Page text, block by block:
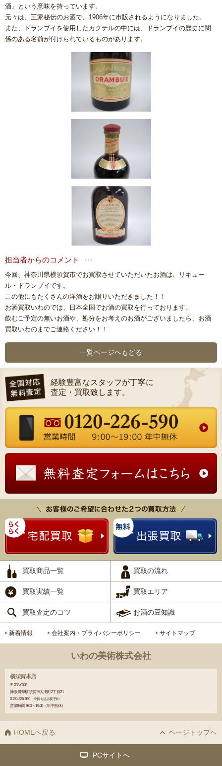
酒」という意味を持っています。
元々は、王家秘伝のお酒で、1906年に市販されるようになりました。
また、ドランブイを使用したカクテルの中には、ドランブイの歴史に関
係のある名前が付けられているものがあります。
担当者からのコメント
今回、神奈川県横須賀市でお買取させていただいたお酒は、リキュー
ル・ドランブイです。
この他にもたくさんの洋酒をお譲りいただきました！！
お酒買取いわのでは、日本全国でお酒の買取を行っております。
飲むご予定の無いお酒や、処分をお考えのお酒がございましたら、お酒
買取いわのまでご連絡ください！！
一覧ページへもどる
経験豊富なスタッフが丁寧に
査定・買取致します。
買取商品一覧 買取の流れ
買取実績一覧 買取エリア
買取査定のコツ お酒の豆知識
新着情報 会社案内・プライバシーポリシー サイトマップ
いわの美術株式会社
横須賀本店
〒238-0008
神奈川県横須賀市大滝町2丁目21
0120-226-590
※持ち込み要予約
営業時間 9:00～19:00（年中無休）
HOMEへ戻る ページトップへ
PCサイトへ